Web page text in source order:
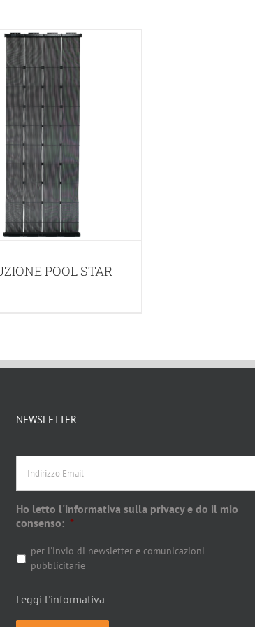
POOL STAR
NEWSLETTER
Indirizzo
Email
Ho letto l'informativa sulla privacy e do il mio
consenso: *
per l'invio di newsletter e comunicazioni
pubblicitarie
Leggi l'informativa